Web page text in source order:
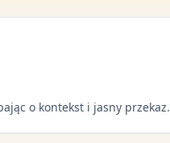
o kontekst i jasny przekaz.